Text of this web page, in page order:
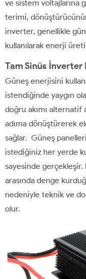
ve sistem voltajlarına
terimi,
inverter, genellikle
kullanılarak enerji
Tam Sinüs İnverter
Güneş enerjisini
istendiğinde yaygın
doğru akımı alternatif
adıma dönüştürerek
sağlar. Güneş
istediğiniz her yerde
sayesinde gerçekleşir.
arasında denge
nedeniyle teknik ve
olur.